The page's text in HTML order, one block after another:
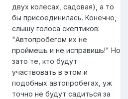
двух колесах, садовая), а то
бы присоединилась. Конечно,
слышу голоса скептиков:
"Автопробегом их не
проймешь и не исправишь!" Но
зато те, кто будут
участвовать в этом и
подобных автопробегах, уж
точно не будут садиться за